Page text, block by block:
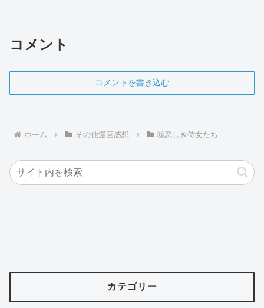
コメント
コメントを書き込む
ホーム その他漫画感想 Ⓖ悪しき侍女たち
カテゴリー